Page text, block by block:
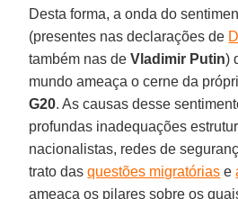
Desta forma, a onda do
(presentes nas declarações de
também nas deVladimir Putin)
mundo ameaça o cerne da
G20. As causas desse
profundas inadequações
nacionalistas, redes de
trato dasquestões migratórias e
ameaça os pilares sobre os